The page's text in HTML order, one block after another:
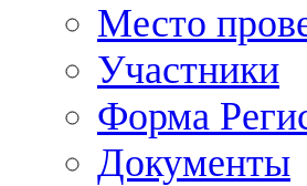
Место
Участники
Форма
Документы